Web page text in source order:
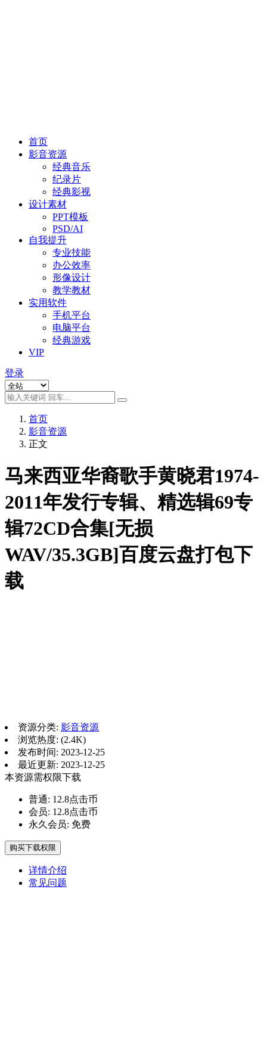
首页
影音资源
经典音乐
纪录片
经典影视
设计素材
PPT模板
PSD/AI
自我提升
专业技能
办公效率
形像设计
教学教材
实用软件
手机平台
电脑平台
经典游戏
VIP
登录
首页
影音资源
正文
马来西亚华裔歌手黄晓君1974-
2011年发行专辑、精选辑69专
辑72CD合集[无损
WAV/35.3GB]百度云盘打包下
载
资源分类: 影音资源
浏览热度: (2.4K)
发布时间: 2023-12-25
最近更新: 2023-12-25
本资源需权限下载
普通: 12.8点击币
会员: 12.8点击币
永久会员: 免费
购买下载权限
详情介绍
常见问题